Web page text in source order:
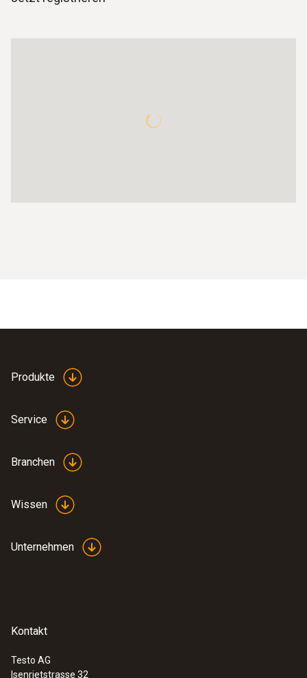
Produkte
Service
Branchen
Wissen
Unternehmen
Kontakt
Testo AG
Isenrietstrasse 32